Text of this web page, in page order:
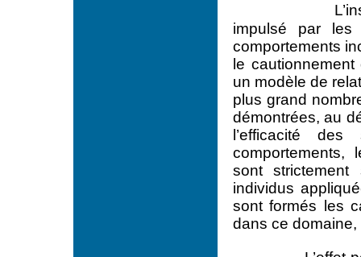
impulsé par les
comportements
le
un modèle de
plus grand
démontrées, au
l’efficacité
comportements,
sont
individus
sont formés les
dans ce domaine,